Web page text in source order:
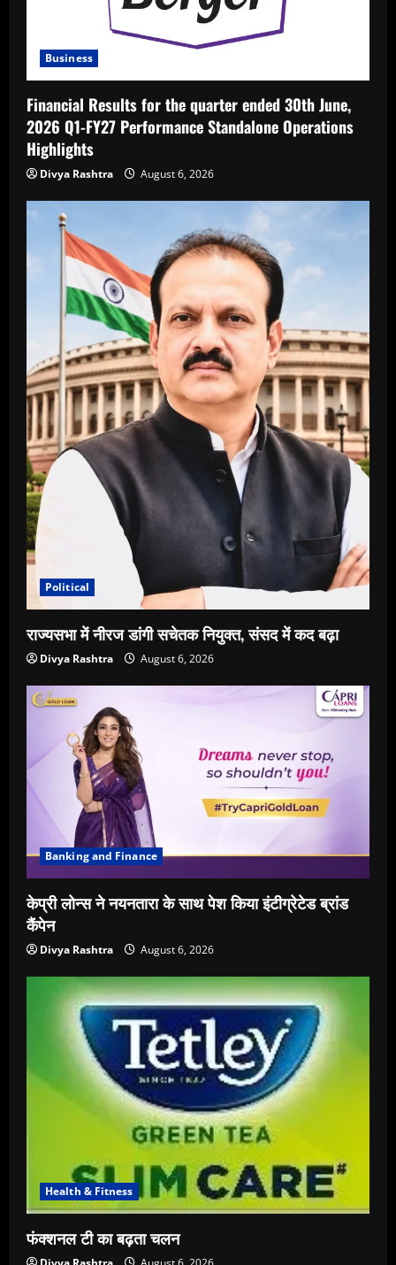
Business
Financial Results for the quarter ended 30th June,
2026 Q1-FY27 Performance Standalone Operations
Highlights
Divya Rashtra August 6, 2026
Political
राज्यसभा में नीरज डांगी सचेतक नियुक्त, संसद में कद बढ़ा
Divya Rashtra August 6, 2026
Banking and Finance
केप्री लोन्स ने नयनतारा के साथ पेश किया इंटीग्रेटेड ब्रांड
कैंपेन
Divya Rashtra August 6, 2026
Health & Fitness
फंक्शनल टी का बढ़ता चलन